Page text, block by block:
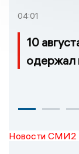
04:01
10
одержал
Новости СМИ2